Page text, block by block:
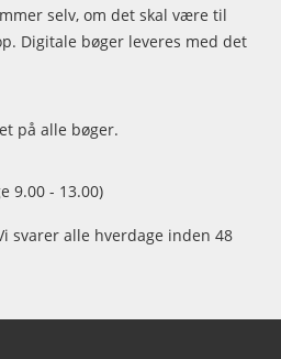
selv, om det skal være til
Digitale bøger leveres med det
på alle bøger.
9.00 - 13.00)
svarer alle hverdage inden 48